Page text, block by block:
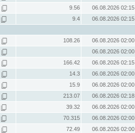
9.56
06.08.2026 02:15
9.4
06.08.2026 02:15
108.26
06.08.2026 02:00
06.08.2026 02:00
166.42
06.08.2026 02:15
14.3
06.08.2026 02:00
15.9
06.08.2026 02:00
213.07
06.08.2026 02:18
39.32
06.08.2026 02:00
70.315
06.08.2026 02:00
72.49
06.08.2026 02:00